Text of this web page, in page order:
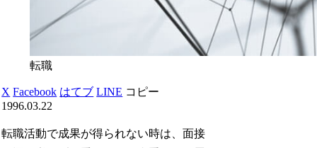
転職
X Facebook はてブ LINE コピー
1996.03.22
転職活動で成果が得られない時は、面接